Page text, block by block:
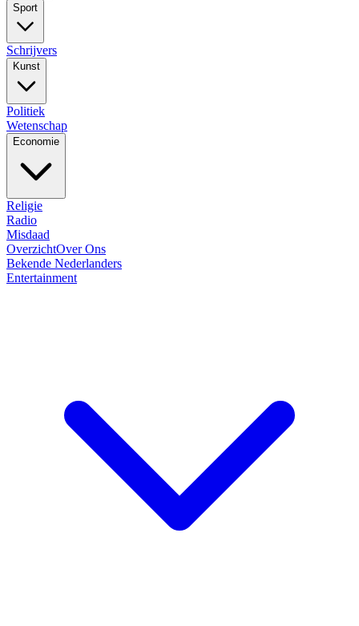
Sport
Schrijvers
Kunst
Politiek
Wetenschap
Economie
Religie
Radio
Misdaad
OverzichtOver Ons
Bekende Nederlanders
Entertainment